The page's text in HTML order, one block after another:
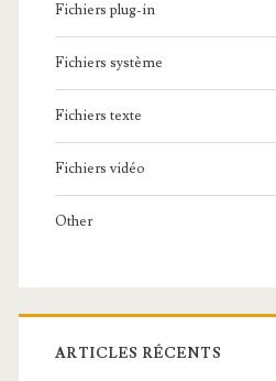
Fichiers plug-in
Fichiers système
Fichiers texte
Fichiers vidéo
Other
ARTICLES RÉCENTS